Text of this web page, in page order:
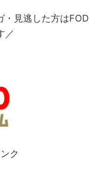
・見逃した方はFOD
／
ク